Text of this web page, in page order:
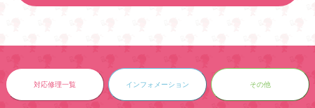
対応修理一覧 インフォメーション その他